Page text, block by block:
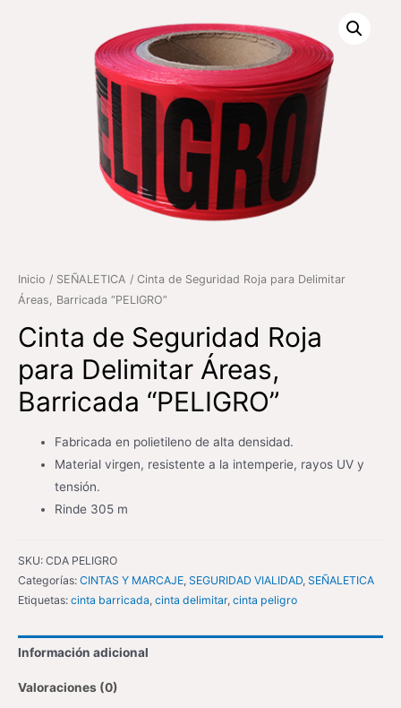
Inicio / SEÑALETICA / Cinta de Seguridad Roja para Delimitar
Áreas, Barricada “PELIGRO”
Cinta de Seguridad Roja
para Delimitar Áreas,
Barricada “PELIGRO”
Fabricada en polietileno de alta densidad.
Material virgen, resistente a la intemperie, rayos UV y
tensión.
Rinde 305 m
SKU: CDA PELIGRO
Categorías: CINTAS Y MARCAJE, SEGURIDAD VIALIDAD, SEÑALETICA
Etiquetas: cinta barricada, cinta delimitar, cinta peligro
Información adicional
Valoraciones (0)